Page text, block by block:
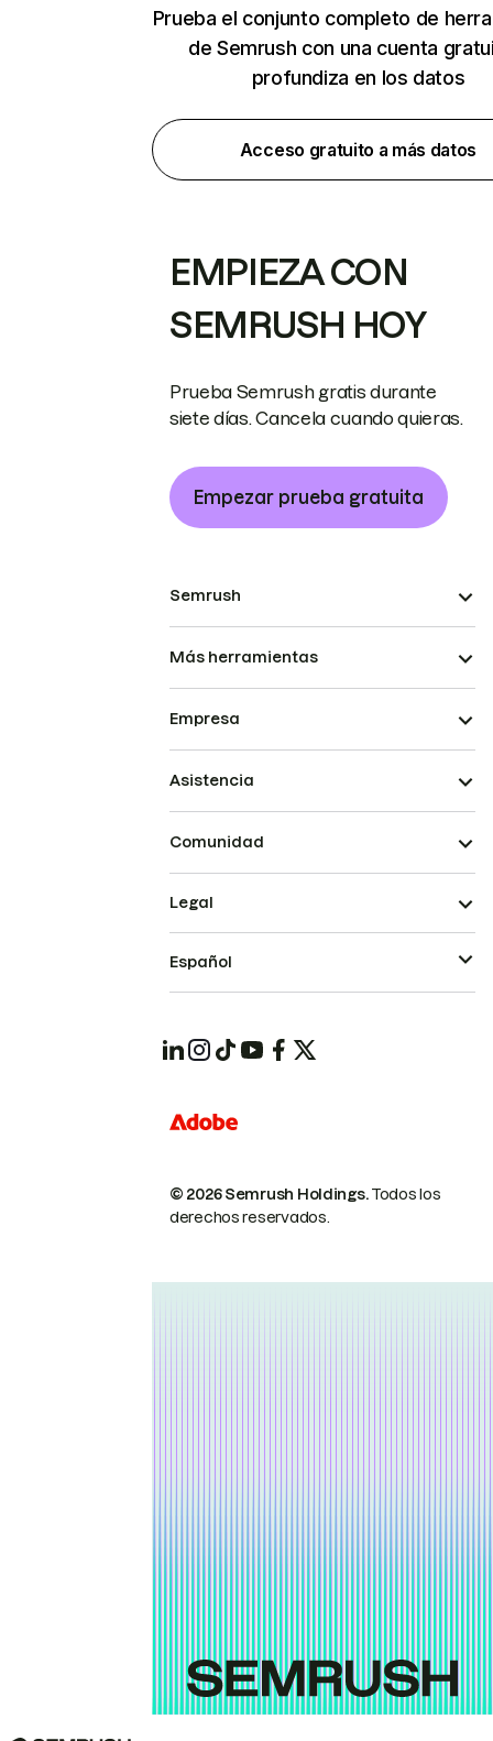
Prueba el conjunto completo de
de Semrush con una cuenta
profundiza en los datos
Acceso gratuito a más datos
EMPIEZA CON
SEMRUSH HOY
Prueba Semrush gratis durante
siete días. Cancela cuando quieras.
Empezar prueba gratuita
Semrush
Más herramientas
Empresa
Asistencia
Comunidad
© 2026 Semrush Holdings.Todos los
derechos reservados.
Legal
Español